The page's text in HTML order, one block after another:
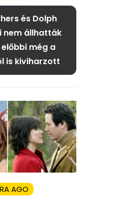
és Dolph
nem állhatták
még a
is kiviharzott
AGO